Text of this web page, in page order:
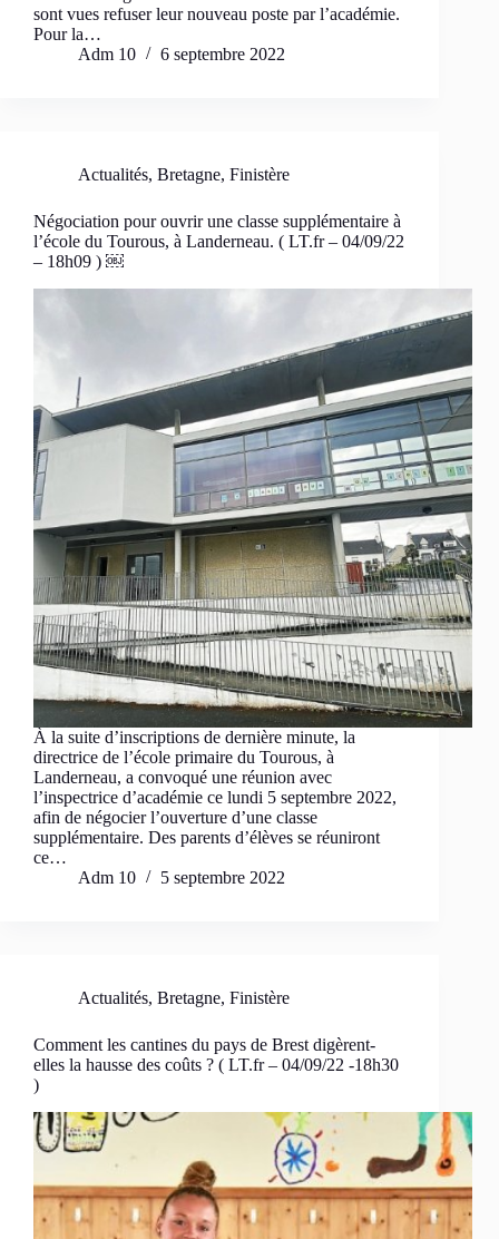
sont vues refuser leur nouveau poste par l’académie.
Pour la…
Adm 10
6 septembre 2022
Actualités, Bretagne, Finistère
Négociation pour ouvrir une classe supplémentaire à
l’école du Tourous, à Landerneau. ( LT.fr – 04/09/22
– 18h09 ) ￼
À la suite d’inscriptions de dernière minute, la
directrice de l’école primaire du Tourous, à
Landerneau, a convoqué une réunion avec
l’inspectrice d’académie ce lundi 5 septembre 2022,
afin de négocier l’ouverture d’une classe
supplémentaire. Des parents d’élèves se réuniront
ce…
Adm 10
5 septembre 2022
Actualités, Bretagne, Finistère
Comment les cantines du pays de Brest digèrent-
elles la hausse des coûts ? ( LT.fr – 04/09/22 -18h30
)